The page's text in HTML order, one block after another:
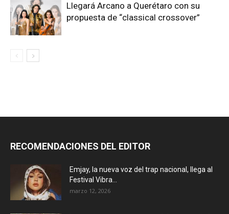
Llegará Arcano a Querétaro con su
propuesta de “classical crossover”
RECOMENDACIONES DEL EDITOR
Emjay, la nueva voz del trap nacional, llega al
Festival Vibra...
marzo 12, 2026